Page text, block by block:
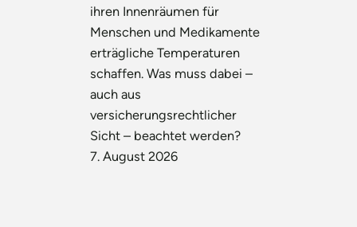
ihren Innenräumen für
Menschen und Medikamente
erträgliche Temperaturen
schaffen. Was muss dabei –
auch aus
versicherungsrechtlicher
Sicht – beachtet werden?
7. August 2026